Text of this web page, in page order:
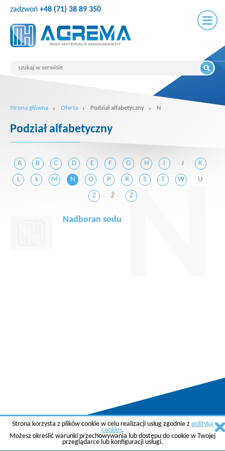
zadzwoń +48 (71) 38 89 350
Strona główna Oferta Podział alfabetyczny N
Podział alfabetyczny
A B C D E F G H I J K
L Ł M N O P R S T W U
Z Ź Ż
N
Nadboran sodu
Copyright © 2015 AGREMA Poland Sp. z o.o.
Created bySkyGroup Sp. z o.o.
Strona korzysta z plików cookie w celu realizacji usług zgodnie z polityką
cookies.
Możesz określić warunki przechowywania lub dostępu do cookie w Twojej
przeglądarce lub konfiguracji usługi.